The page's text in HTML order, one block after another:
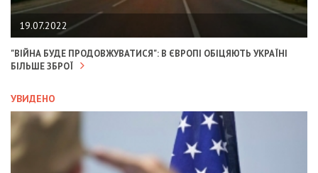
19.07.2022
"ВІЙНА БУДЕ ПРОДОВЖУВАТИСЯ": В ЄВРОПІ ОБІЦЯЮТЬ УКРАЇНІ
БІЛЬШЕ ЗБРОЇ
УВИДЕНО